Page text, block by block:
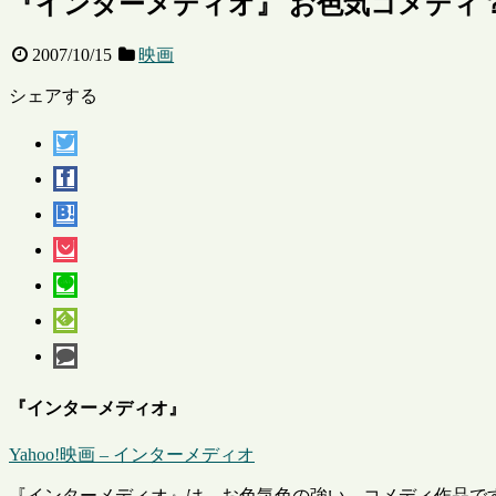
2007/10/15 映画
シェアする
『インターメディオ』
Yahoo!映画 – インターメディオ